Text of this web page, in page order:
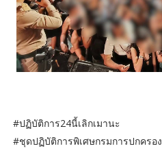
#ปฏิบัติการ24นี้เลิกเมานะ
#ชุดปฏิบัติการพิเศษกรมการปกครอง